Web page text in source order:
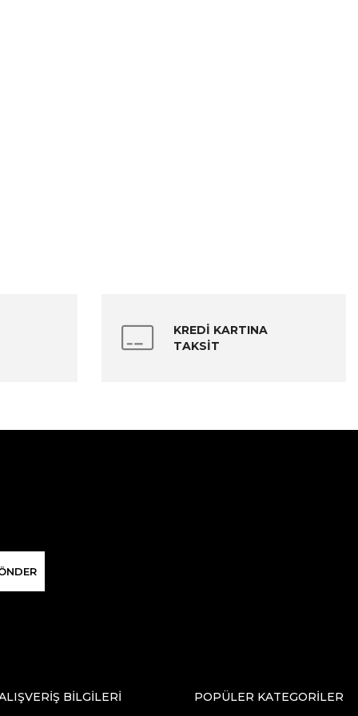
KREDİ KARTINA
TAKSİT
BİLGİLERİ POPÜLER KATEGORİLER